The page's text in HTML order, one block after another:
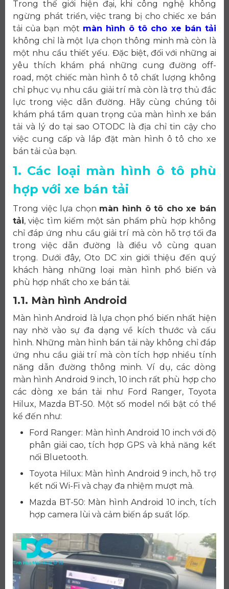
Trong thế giới hiện đại, khi công nghệ không
ngừng phát triển, việc trang bị cho chiếc xe bán
tải của bạn một màn hình ô tô cho xe bán tải
không chỉ là một lựa chọn thông minh mà còn là
một nhu cầu thiết yếu. Đặc biệt, đối với những ai
yêu thích khám phá những cung đường off-
road, một chiếc màn hình ô tô chất lượng không
chỉ phục vụ nhu cầu giải trí mà còn là trợ thủ đắc
lực trong việc dẫn đường. Hãy cùng chúng tôi
khám phá tầm quan trọng của màn hình xe bán
tải và lý do tại sao OTODC là địa chỉ tin cậy cho
việc cung cấp và lắp đặt màn hình ô tô cho xe
bán tải của bạn.
1. Các loại màn hình ô tô phù
hợp với xe bán tải
Trong việc lựa chọn màn hình ô tô cho xe bán
tải, việc tìm kiếm một sản phẩm phù hợp không
chỉ đáp ứng nhu cầu giải trí mà còn hỗ trợ tối đa
trong việc dẫn đường là điều vô cùng quan
trọng. Dưới đây, Oto DC xin giới thiệu đến quý
khách hàng những loại màn hình phổ biến và
phù hợp nhất cho xe bán tải.
1.1. Màn hình Android
Màn hình Android là lựa chọn phổ biến nhất hiện
nay nhờ vào sự đa dạng về kích thước và cấu
hình. Những màn hình bán tải này không chỉ đáp
ứng nhu cầu giải trí mà còn tích hợp nhiều tính
năng dẫn đường thông minh. Ví dụ, các dòng
màn hình Android 9 inch, 10 inch rất phù hợp cho
các dòng xe bán tải như Ford Ranger, Toyota
Hilux, Mazda BT-50. Một số model nổi bật có thể
kể đến như:
Ford Ranger: Màn hình Android 10 inch với độ
phân giải cao, tích hợp GPS và khả năng kết
nối Bluetooth.
Toyota Hilux: Màn hình Android 9 inch, hỗ trợ
kết nối Wi-Fi và chạy đa nhiệm mượt mà.
Mazda BT-50: Màn hình Android 10 inch, tích
hợp camera lùi và cảm biến áp suất lốp.